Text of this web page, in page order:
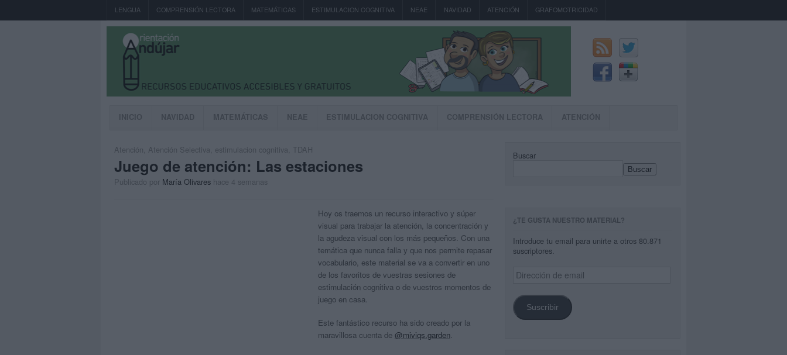
LENGUA COMPRENSIÓN LECTORA MATEMÁTICAS ESTIMULACION COGNITIVA NEAE NAVIDAD ATENCIÓN GRAFOMOTRICIDAD
INICIO NAVIDAD MATEMÁTICAS NEAE ESTIMULACION COGNITIVA COMPRENSIÓN LECTORA ATENCIÓN
Atención Atención Selectiva estimulacion cognitiva TDAH
Juego de atención: Las estaciones
Publicado por María Olivares hace 4 semanas
Hoy os traemos un recurso interactivo y súper
visual para trabajar la atención, la concentración y
la agudeza visual con los más pequeños. Con una
temática que nunca falla y que nos permite repasar
vocabulario, este material se va a convertir en uno
de los favoritos de vuestras sesiones de
estimulación cognitiva o de vuestros momentos de
juego en casa.
Este fantástico recurso ha sido creado por la
maravillosa cuenta de @miviqs.garden.
Buscar
Buscar
¿TE GUSTA NUESTRO MATERIAL?
Introduce tu email para unirte a otros 80.871
suscriptores.
Dirección
de
Suscribir